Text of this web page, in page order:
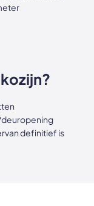
deuropening
definitief is